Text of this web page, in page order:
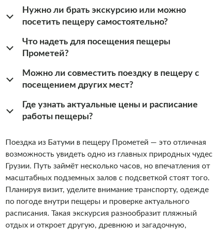
Нужно ли брать экскурсию или можно
посетить пещеру самостоятельно?
Что надеть для посещения пещеры
Прометей?
Можно ли совместить поездку в пещеру с
посещением других мест?
Где узнать актуальные цены и расписание
работы пещеры?
Поездка из Батуми в пещеру Прометей — это отличная
возможность увидеть одно из главных природных чудес
Грузии. Путь займёт несколько часов, но впечатления от
масштабных подземных залов с подсветкой стоят того.
Планируя визит, уделите внимание транспорту, одежде
по погоде внутри пещеры и проверке актуального
расписания. Такая экскурсия разнообразит пляжный
отдых и откроет другую, древнюю и загадочную,